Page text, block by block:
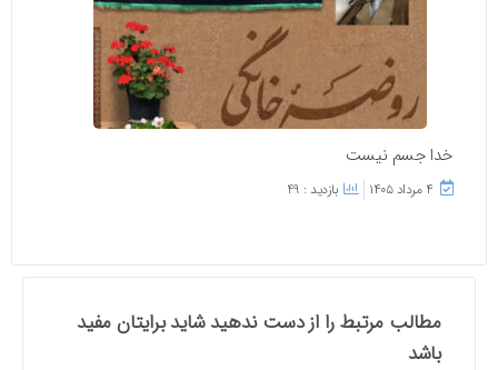
خدا جسم نیست
۴ مرداد ۱۴۰۵ بازدید : 49
مطالب مرتبط را از دست ندهید شاید برایتان مفید
باشد